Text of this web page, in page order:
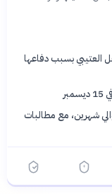
ضد مناهل العتيبي بسبب دفاعها
شهرين، مع مطالبات